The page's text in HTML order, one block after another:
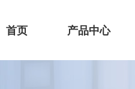
首页
产品中心